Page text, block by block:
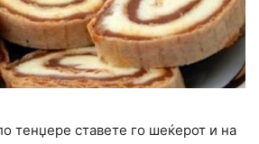
тенџере ставете го шеќерот и на